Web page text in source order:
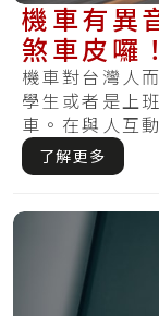
機車有異
煞車皮囉
愛車才不
機車對台灣人
學生或者是上
車。在與人互
然而在.....
了解更多